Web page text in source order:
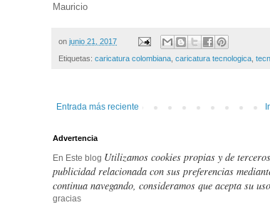
Mauricio
on junio 21, 2017
Etiquetas: caricatura colombiana caricatura tecnologica
Entrada más reciente
Advertencia
En Este blog Utilizamos cookies propias y de
publicidad relacionada con sus preferencias
continua navegando, consideramos que acepta su
gracias